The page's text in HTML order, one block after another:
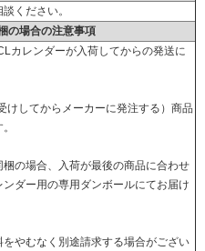
ください。
の場合の注意事項
カレンダーが入荷してからの発送に
けしてからメーカーに発注する）商品
の場合、入荷が最後の商品に合わせ
ダー用の専用ダンボールにてお届け
やむなく別途請求する場合がござい